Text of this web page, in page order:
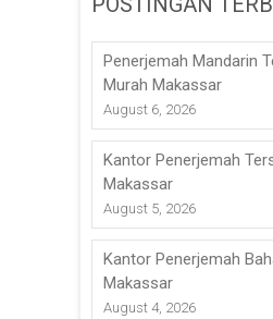
Penerjemah Mandarin
Murah Makassar
August 6, 2026
Kantor Penerjemah
Makassar
August 5, 2026
Kantor Penerjemah
Makassar
August 4, 2026